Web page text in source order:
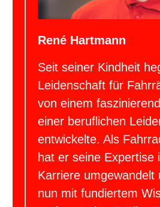
René Hartmann
Seit seiner Kindheit
Leidenschaft für
von einem
einer beruflichen
entwickelte. Als
hat er seine Expertise
Karriere umgewandelt
nun mit fundiertem